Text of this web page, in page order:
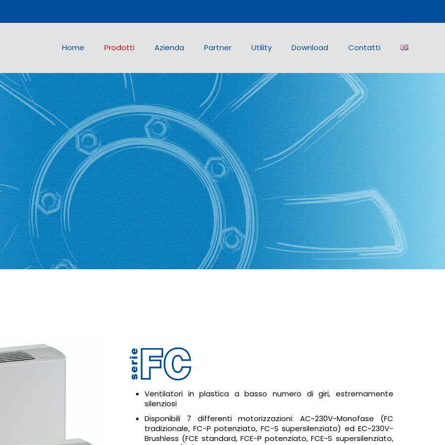
Home Prodotti Azienda Partner Utility Download Contatti
Ventilatori in plastica a basso numero di giri, estremamente
silenziosi
Disponibili 7 differenti motorizzazioni: AC~230V-Monofase (FC
tradizionale, FC-P potenziato, FC-S supersilenziato) ed EC~230V-
Brushless (FCE standard, FCE-P potenziato, FCE-S supersilenziato,